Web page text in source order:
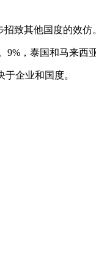
致其他国度的效仿
，泰国和马来西亚
企业和国度。